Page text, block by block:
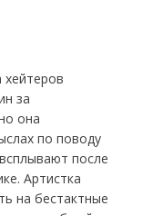
хейтеров
за
она
по поводу
после
Артистка
на бестактные